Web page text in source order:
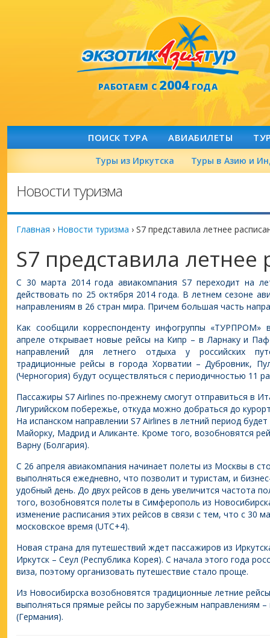
РАБОТАЕМ С2004ГОДА
ПОИСК ТУРА АВИАБИЛЕТЫ
Туры из Иркутска Туры в Азию и
Новости туризма
Главная › Новости туризма › S7 представила летнее
S7 представила летнее
С 30 марта 2014 года авиакомпания S7 переходит на
действовать по 25 октября 2014 года. В летнем сезоне
направлениям в 26 стран мира. Причем большая часть
Как сообщили корреспонденту инфогруппы «ТУРПРОМ»
апреле открывает новые рейсы на Кипр – в Ларнаку и
направлений для летнего отдыха у российских
традиционные рейсы в города Хорватии – Дубровник,
(Черногория) будут осуществляться с периодичностью 11
Пассажиры S7 Airlines по-прежнему смогут отправиться в
Лигурийском побережье, откуда можно добраться до
На испанском направлении S7 Airlines в летний период
Майорку, Мадрид и Аликанте. Кроме того, возобновятся
Варну (Болгария).
С 26 апреля авиакомпания начинает полеты из Москвы в
выполняться ежедневно, что позволит и туристам, и
удобный день. До двух рейсов в день увеличится частота
того, возобновятся полеты в Симферополь из
изменение расписания этих рейсов в связи с тем, что с 30
московское время (UTC+4).
Новая страна для путешествий ждет пассажиров из
Иркутск – Сеул (Республика Корея). С начала этого года
виза, поэтому организовать путешествие стало проще.
Из Новосибирска возобновятся традиционные летние
выполняться прямые рейсы по зарубежным направлениям
(Германия).